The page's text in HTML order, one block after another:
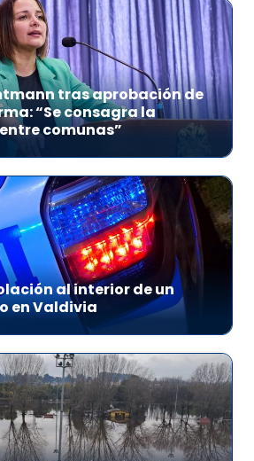
tras aprobación de
“Se consagra la
comunas”
al interior de un
en Valdivia